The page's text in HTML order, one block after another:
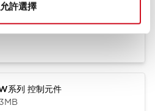
允許選擇
系列 控制元件 (英文版)
系列 控制元件